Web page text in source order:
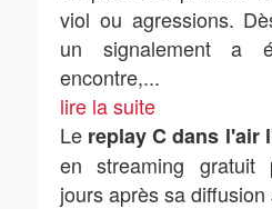
viol ou agressions.
un signalement a
encontre,...
lire la suite
Le replay C dans l'air
en streaming gratuit
jours après sa